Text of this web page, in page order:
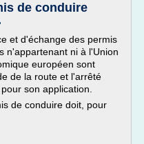
de conduire
et d'échange des permis
n'appartenant ni à l'Union
européen sont
de la route et l'arrêté
son application.
de conduire doit, pour